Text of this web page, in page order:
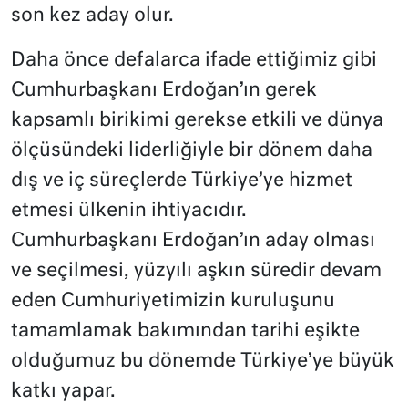
son kez aday olur.
Daha önce defalarca ifade ettiğimiz gibi
Cumhurbaşkanı Erdoğan’ın gerek
kapsamlı birikimi gerekse etkili ve dünya
ölçüsündeki liderliğiyle bir dönem daha
dış ve iç süreçlerde Türkiye’ye hizmet
etmesi ülkenin ihtiyacıdır.
Cumhurbaşkanı Erdoğan’ın aday olması
ve seçilmesi, yüzyılı aşkın süredir devam
eden Cumhuriyetimizin kuruluşunu
tamamlamak bakımından tarihi eşikte
olduğumuz bu dönemde Türkiye’ye büyük
katkı yapar.